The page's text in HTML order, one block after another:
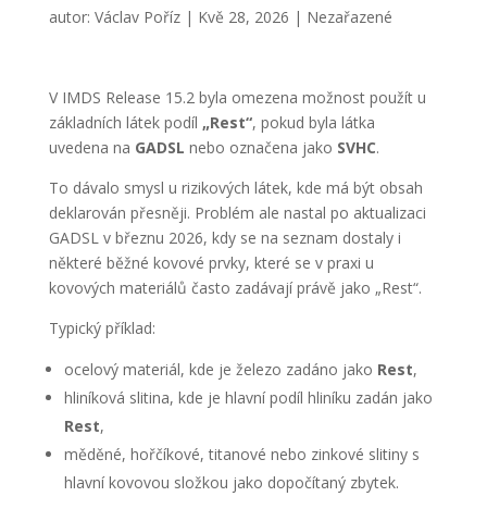
autor: Václav Poříz| Kvě 28, 2026 | Nezařazené
V IMDS Release 15.2 byla omezena možnost použít u
základních látek podíl „Rest“, pokud byla látka
uvedena na GADSL nebo označena jako SVHC.
To dávalo smysl u rizikových látek, kde má být obsah
deklarován přesněji. Problém ale nastal po aktualizaci
GADSL v březnu 2026, kdy se na seznam dostaly i
některé běžné kovové prvky, které se v praxi u
kovových materiálů často zadávají právě jako „Rest“.
Typický příklad:
ocelový materiál, kde je železo zadáno jako Rest,
hliníková slitina, kde je hlavní podíl hliníku zadán jako
Rest,
měděné, hořčíkové, titanové nebo zinkové slitiny s
hlavní kovovou složkou jako dopočítaný zbytek.